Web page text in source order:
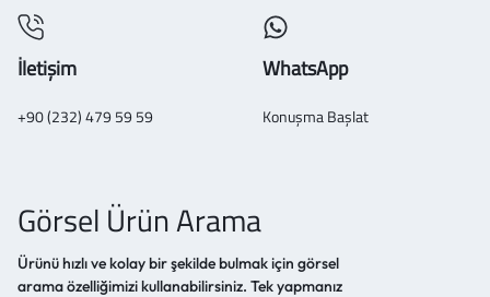
İletişim
+90 (232) 479 59 59
WhatsApp
Konuşma Başlat
Görsel Ürün Arama
Ürünü hızlı ve kolay bir şekilde bulmak için görsel
arama özelliğimizi kullanabilirsiniz. Tek yapmanız